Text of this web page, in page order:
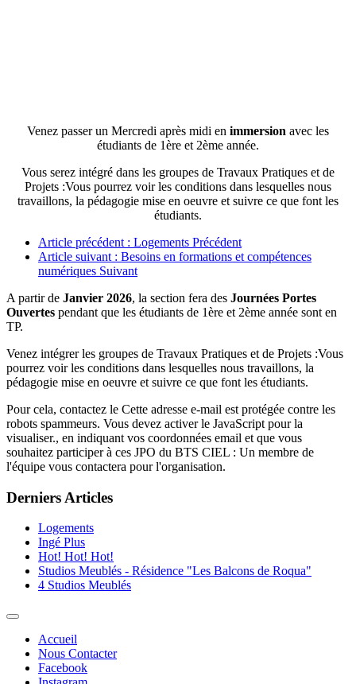
Venez passer un Mercredi après midi en immersion avec les
étudiants de 1ère et 2ème année.
Vous serez intégré dans les groupes de Travaux Pratiques et de
Projets :Vous pourrez voir les conditions dans lesquelles nous
travaillons, la pédagogie mise en oeuvre et suivre ce que font les
étudiants.
Article précédent : Logements Précédent
Article suivant : Besoins en formations et compétences
numériques Suivant
A partir de Janvier 2026, la section fera des Journées Portes
Ouvertes pendant que les étudiants de 1ère et 2ème année sont en
TP.
Venez intégrer les groupes de Travaux Pratiques et de Projets :Vous
pourrez voir les conditions dans lesquelles nous travaillons, la
pédagogie mise en oeuvre et suivre ce que font les étudiants.
Pour cela, contactez le Cette adresse e-mail est protégée contre les
robots spammeurs. Vous devez activer le JavaScript pour la
visualiser., en indiquant vos coordonnées email et que vous
souhaitez participer à ces JPO du BTS CIEL : Un membre de
l'équipe vous contactera pour l'organisation.
Derniers Articles
Logements
Ingé Plus
Hot! Hot! Hot!
Studios Meublés - Résidence "Les Balcons de Roqua"
4 Studios Meublés
Accueil
Nous Contacter
Facebook